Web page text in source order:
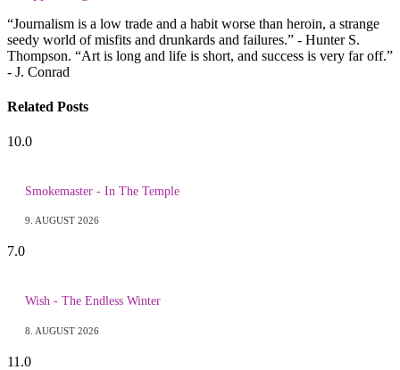
“Journalism is a low trade and a habit worse than heroin, a strange
seedy world of misfits and drunkards and failures.” - Hunter S.
Thompson. “Art is long and life is short, and success is very far off.”
- J. Conrad
Related Posts
10.0
Smokemaster - In The Temple
9. AUGUST 2026
7.0
Wish - The Endless Winter
8. AUGUST 2026
11.0